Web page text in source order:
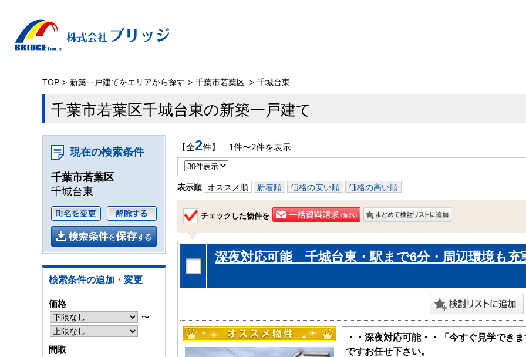
TOP 新築一戸建てをエリアから探す 千葉市若葉区 千城台東
千葉市若葉区千城台東の新築一戸建て
【全2件】 1件〜2件を表示
表示順 オススメ順 新着順 価格の安い順 価格の高い順
チェックした物件を
深夜対応可能 千城台東・駅まで6分・周辺環境も充
・・深夜対応可能・・「今すぐ見学でき
ですお任せ下さい。
現在の検索条件
千葉市若葉区
千城台東
検索条件の追加・変更
価格
〜
間取